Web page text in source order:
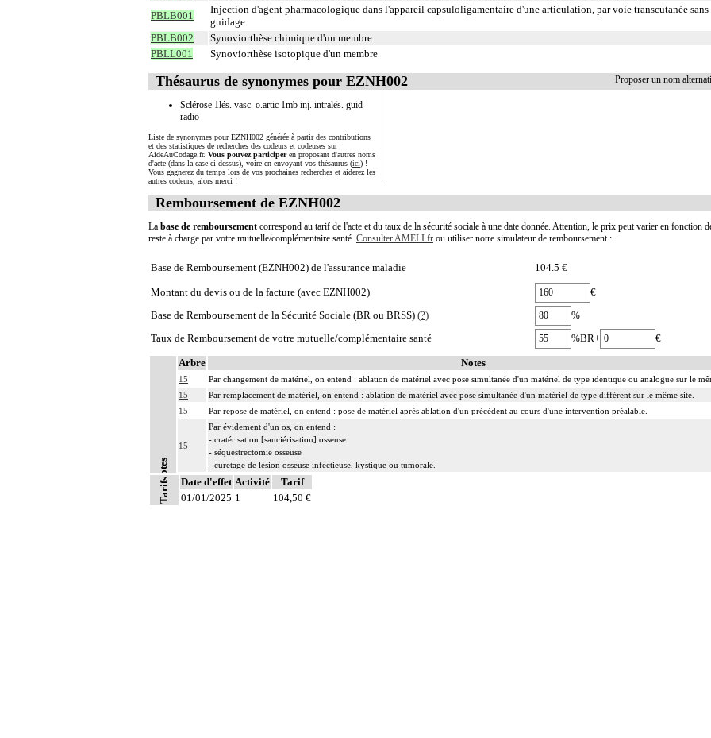
PBLB001
Injection d'agent pharmacologique dans l'appareil capsuloligamentaire d'une articulation, par voie transcutanée sans
guidage
PBLB002 Synoviorthèse chimique d'un membre
PBLL001 Synoviorthèse isotopique d'un membre
Proposer un nom
Thésaurus de synonymes pour EZNH002
Sclérose 1lés. vasc. o.artic 1mb inj. intralés. guid
radio
Liste de synonymes pour EZNH002 générée à partir des contributions
et des statistiques de recherches des codeurs et codeuses sur
AideAuCodage.fr. Vous pouvez participeren proposant d'autres noms
d'acte (dans la case ci-dessus), voire en envoyant vos thésaurus (ici) !
Vous gagnerez du temps lors de vos prochaines recherches et aiderez les
autres codeurs, alors merci !
Remboursement de EZNH002
La base de remboursement correspond au tarif de l'acte et du taux de la sécurité sociale à une date donnée. Attention, le prix peut varier en
reste à charge par votre mutuelle/complémentaire santé. Consulter AMELI.fr ou utiliser notre simulateur de remboursement :
Base de Remboursement (EZNH002) de l'assurance maladie 104.5 €
Montant du devis ou de la facture (avec EZNH002)
€
Base de Remboursement de la Sécurité Sociale (BR ou BRSS) (?)
%
Taux de Remboursement de votre mutuelle/complémentaire santé
%BR+ €
Notes
Arbre Notes
15
Par changement de matériel, on entend : ablation de matériel avec pose simultanée d'un matériel de type identique ou analogue sur le
15
Par remplacement de matériel, on entend : ablation de matériel avec pose simultanée d'un matériel de type différent sur le même site.
15
Par repose de matériel, on entend : pose de matériel après ablation d'un précédent au cours d'une intervention préalable.
15
Par évidement d'un os, on entend :
- cratérisation [sauciérisation] osseuse
- séquestrectomie osseuse
- curetage de lésion osseuse infectieuse, kystique ou tumorale.
15
Toute arthrotomie inclut l'arthroscopie peropératoire éventuelle.
15
Tout acte thérapeutique, par arthroscopie inclut le nettoyage de l'articulation traitée.
Tarifs Date d'effet Activité
Tarif
01/01/2025 1 104,50 €